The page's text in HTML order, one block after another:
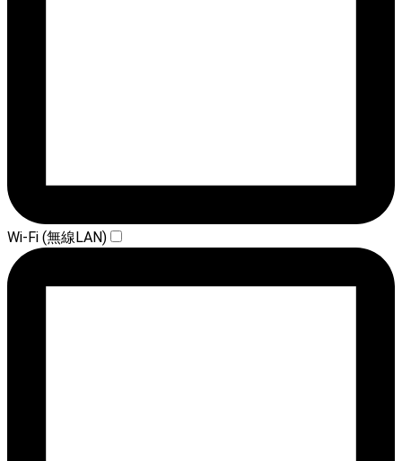
Wi-Fi (無線LAN)